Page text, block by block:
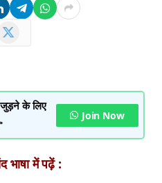
के लिए
Join Now
भाषा में पढ़ें :